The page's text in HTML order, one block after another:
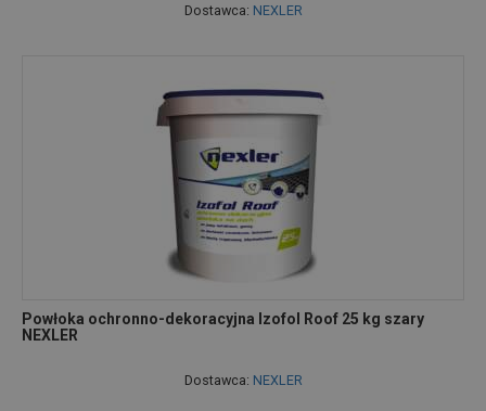
Dostawca: NEXLER
Powłoka ochronno-dekoracyjna Izofol Roof 25 kg szary
NEXLER
Dostawca: NEXLER